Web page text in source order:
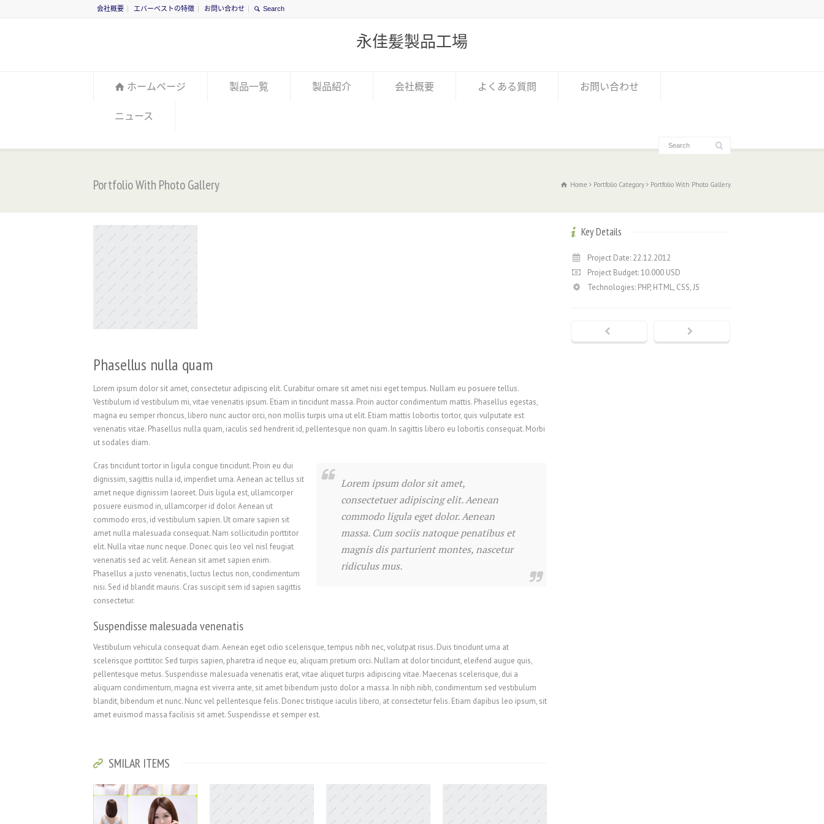
会社概要 エバーベストの特徴 お問い合わせ
永佳髪製品工場
ホームページ 製品一覧 製品紹介 会社概要 よくある質問 お問い合わせ
ニュース
Portfolio With Photo Gallery Home Portfolio Category Portfolio With Photo Gallery
Phasellus nulla quam
Lorem ipsum dolor sit amet, consectetur adipiscing elit. Curabitur ornare sit amet nisi eget tempus. Nullam eu posuere tellus.
Vestibulum id vestibulum mi, vitae venenatis ipsum. Etiam in tincidunt massa. Proin auctor condimentum mattis. Phasellus egestas,
magna eu semper rhoncus, libero nunc auctor orci, non mollis turpis urna ut elit. Etiam mattis lobortis tortor, quis vulputate est
venenatis vitae. Phasellus nulla quam, iaculis sed hendrerit id, pellentesque non quam. In sagittis libero eu lobortis consequat. Morbi
ut sodales diam.
Lorem ipsum dolor sit amet,
consectetuer adipiscing elit. Aenean
commodo ligula eget dolor. Aenean
massa. Cum sociis natoque penatibus et
magnis dis parturient montes, nascetur
ridiculus mus.
Cras tincidunt tortor in ligula congue tincidunt. Proin eu dui
dignissim, sagittis nulla id, imperdiet urna. Aenean ac tellus sit
amet neque dignissim laoreet. Duis ligula est, ullamcorper
posuere euismod in, ullamcorper id dolor. Aenean ut
commodo eros, id vestibulum sapien. Ut ornare sapien sit
amet nulla malesuada consequat. Nam sollicitudin porttitor
elit. Nulla vitae nunc neque. Donec quis leo vel nisl feugiat
venenatis sed ac velit. Aenean sit amet sapien enim.
Phasellus a justo venenatis, luctus lectus non, condimentum
nisi. Sed id blandit mauris. Cras suscipit sem id sapien sagittis
consectetur.
Suspendisse malesuada venenatis
Vestibulum vehicula consequat diam. Aenean eget odio scelerisque, tempus nibh nec, volutpat risus. Duis tincidunt urna at
scelerisque porttitor. Sed turpis sapien, pharetra id neque eu, aliquam pretium orci. Nullam at dolor tincidunt, eleifend augue quis,
pellentesque metus. Suspendisse malesuada venenatis erat, vitae aliquet turpis adipiscing vitae. Maecenas scelerisque, dui a
aliquam condimentum, magna est viverra ante, sit amet bibendum justo dolor a massa. In nibh nibh, condimentum sed vestibulum
blandit, bibendum et nunc. Nunc vel pellentesque felis. Donec tristique iaculis libero, at consectetur felis. Etiam dapibus leo ipsum, sit
amet euismod massa facilisis sit amet. Suspendisse et semper est.
SMILAR ITEMS
Key Details
Project Date: 22.12.2012
Project Budget: 10.000 USD
Technologies: PHP, HTML, CSS, JS